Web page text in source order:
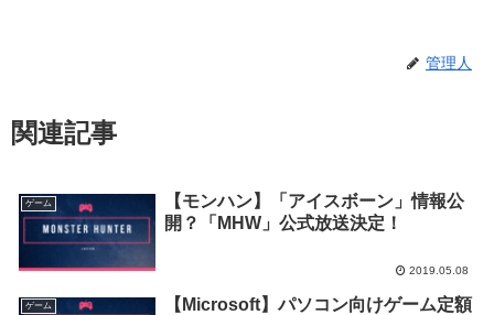
管理人
関連記事
ゲーム
【モンハン】「アイスボーン」情報公
開？「MHW」公式放送決定！
2019.05.08
ゲーム
【Microsoft】パソコン向けゲーム定額